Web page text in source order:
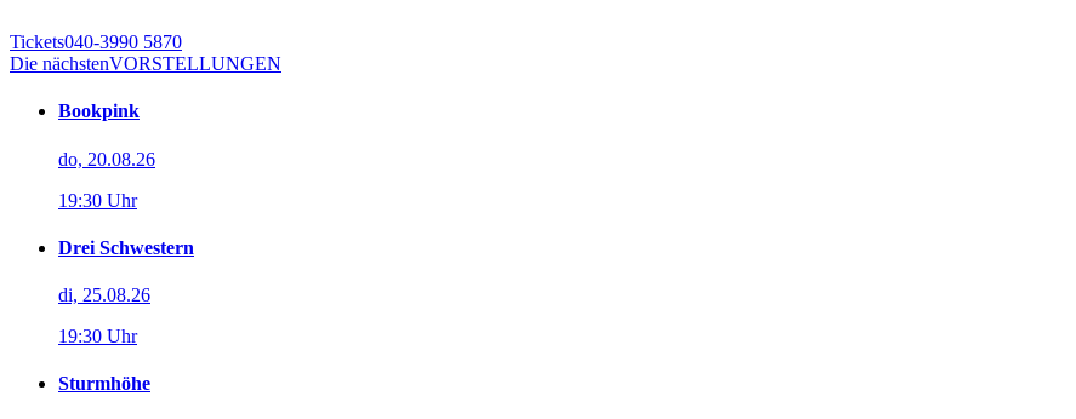
Tickets040-3990 5870
Die nächstenVORSTELLUNGEN
Bookpink
do, 20.08.26
19:30 Uhr
Drei Schwestern
di, 25.08.26
19:30 Uhr
Sturmhöhe